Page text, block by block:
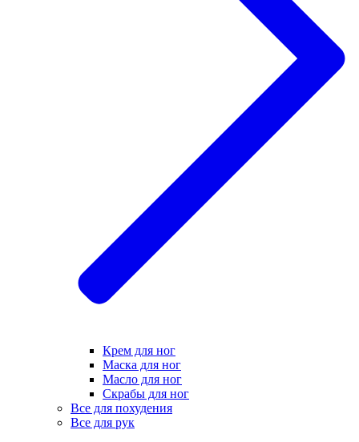
Крем для ног
Маска для ног
Масло для ног
Скрабы для ног
Все для похудения
Все для рук